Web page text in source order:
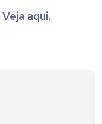
Veja aqui.